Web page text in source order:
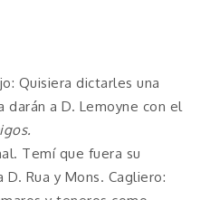
Quisiera dictarles una
darán a D. Lemoyne con el
Temí que fuera su
Rua y Mons. Cagliero: